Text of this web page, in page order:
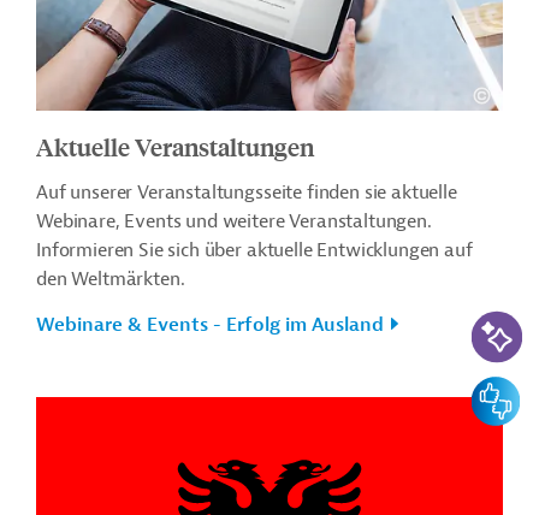
Aktuelle Veranstaltungen
Auf unserer Veranstaltungsseite finden sie aktuelle
Webinare, Events und weitere Veranstaltungen.
Informieren Sie sich über aktuelle Entwicklungen auf
den Weltmärkten.
Webinare & Events - Erfolg im Ausland
KI-